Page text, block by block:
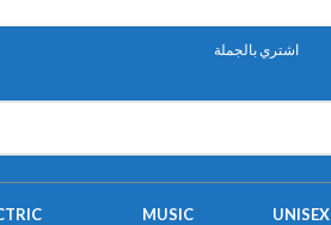
اشتري بالجملة
UNISEX
MUSIC